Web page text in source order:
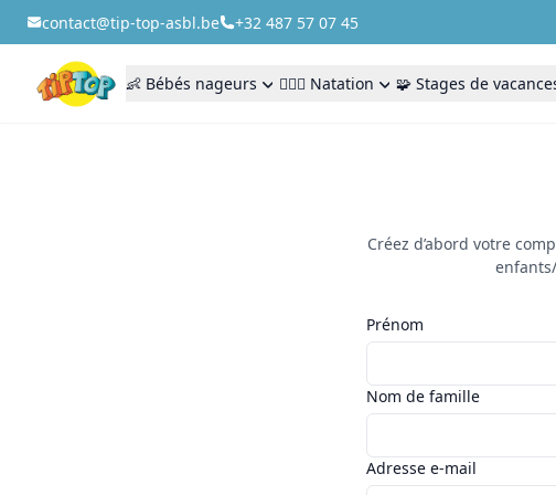
contact@tip-top-asbl.be +32 487 57 07 45
👶 Bébés nageurs 🏊🏻‍♂️ Natation 🧩 Stages de
Créez d’abord votre
Prénom
Nom de famille
Adresse e-mail